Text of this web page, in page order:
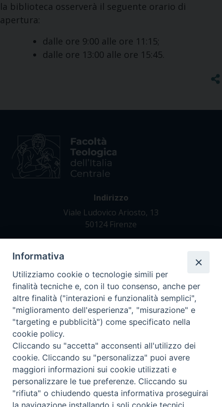
la biblioteca osserverà il seguente orario di
apertura:
dalle ore 9:00 alle ore 11:15;
dalle ore 13:00 alle ore 15:45.
Indirizzo
Viale Ludovico Ariosto, 13
50124 Firenze
Tel. +39 055 42 82 21
segreteria@teofir.it
www.teofir.it
Informativa
Utilizziamo cookie o tecnologie simili per
finalità tecniche e, con il tuo consenso, anche per
altre finalità ("interazioni e funzionalità semplici",
"miglioramento dell'esperienza", "misurazione" e
"targeting e pubblicità") come specificato nella
cookie policy.
Cliccando su "accetta" acconsenti all'utilizzo dei
cookie. Cliccando su "personalizza" puoi avere
maggiori informazioni sui cookie utilizzati e
personalizzare le tue preferenze. Cliccando su
"rifiuta" o chiudendo questa informativa proseguirai